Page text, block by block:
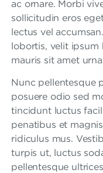
R
A
N
C
H
I
S
E
ac ornare. Morbi
sollicitudin eros
lectus vel
lobortis, velit ipsum
mauris sit amet
Nunc pellentesque
posuere odio sed
tincidunt luctus
penatibus et
ridiculus mus.
turpis ut, luctus
pellentesque